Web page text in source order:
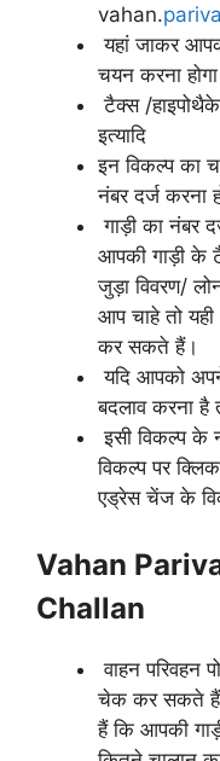
vahan.
यहां जाकर
चयन करना
टैक्स /
इत्यादि
इन विकल्प का
नंबर दर्ज करना
गाड़ी का नंबर
आपकी गाड़ी के
जुड़ा विवरण/
आप चाहे तो
कर सकते हैं।
यदि आपको
बदलाव करना
इसी विकल्प
विकल्प पर
एड्रेस चेंज के
Vahan
Challan
वाहन परिवहन
चेक कर सकते
हैं कि आपकी